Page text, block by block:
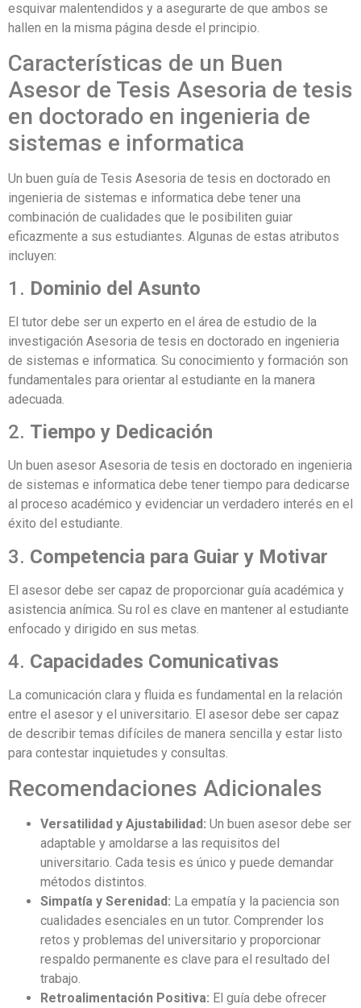
esquivar malentendidos y a asegurarte de que ambos se
hallen en la misma página desde el principio.
Características de un Buen
Asesor de Tesis Asesoria de tesis
en doctorado en ingenieria de
sistemas e informatica
Un buen guía de Tesis Asesoria de tesis en doctorado en
ingenieria de sistemas e informatica debe tener una
combinación de cualidades que le posibiliten guiar
eficazmente a sus estudiantes. Algunas de estas atributos
incluyen:
1. Dominio del Asunto
El tutor debe ser un experto en el área de estudio de la
investigación Asesoria de tesis en doctorado en ingenieria
de sistemas e informatica. Su conocimiento y formación son
fundamentales para orientar al estudiante en la manera
adecuada.
2. Tiempo y Dedicación
Un buen asesor Asesoria de tesis en doctorado en ingenieria
de sistemas e informatica debe tener tiempo para dedicarse
al proceso académico y evidenciar un verdadero interés en el
éxito del estudiante.
3. Competencia para Guiar y Motivar
El asesor debe ser capaz de proporcionar guía académica y
asistencia anímica. Su rol es clave en mantener al estudiante
enfocado y dirigido en sus metas.
4. Capacidades Comunicativas
La comunicación clara y fluida es fundamental en la relación
entre el asesor y el universitario. El asesor debe ser capaz
de describir temas difíciles de manera sencilla y estar listo
para contestar inquietudes y consultas.
Recomendaciones Adicionales
Versatilidad y Ajustabilidad: Un buen asesor debe ser
adaptable y amoldarse a las requisitos del
universitario. Cada tesis es único y puede demandar
métodos distintos.
Simpatía y Serenidad: La empatía y la paciencia son
cualidades esenciales en un tutor. Comprender los
retos y problemas del universitario y proporcionar
respaldo permanente es clave para el resultado del
trabajo.
Retroalimentación Positiva: El guía debe ofrecer